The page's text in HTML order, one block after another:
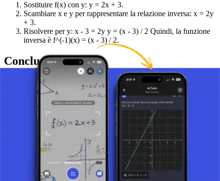
Sostituire f(x) con y: y = 2x + 3.
Scambiare x e y per rappresentare la relazione inversa: x = 2y
+ 3.
Risolvere per y: x - 3 = 2y y = (x - 3) / 2 Quindi, la funzione
inversa è f^(-1)(x) = (x - 3) / 2.
Conclusione
L'invertibilità è essenziale per comprendere come le funzioni
possono essere "annullate" o "invertite." Comprendere queste
funzioni apre la porta a una comprensione più profonda delle
strutture matematiche e consente una migliore comprensione di vari
concetti matematici, come la risoluzione di equazioni e la
trasformazione di grafici. Le funzioni inverse sono fondamentali in
algebra, analisi e numerose altre aree della matematica.
Scatta una foto del tuo compito e usa il tutor AI.